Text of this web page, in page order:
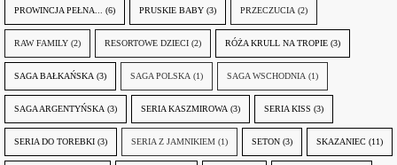
PROWINCJA PEŁNA... (6) PRUSKIE BABY (3) PRZECZUCIA (2)
RAW FAMILY (2) RESORTOWE DZIECI (2) RÓŻA KRULL NA TROPIE (3)
SAGA BAŁKAŃSKA (3) SAGA POLSKA (1) SAGA WSCHODNIA (1)
SAGA ARGENTYŃSKA (3) SERIA KASZMIROWA (3) SERIA KISS (3)
SERIA DO TOREBKI (3) SERIA Z JAMNIKIEM (1) SETON (3) SKAZANIEC (11)